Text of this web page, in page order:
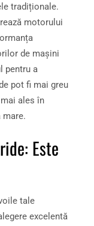
tradiționale.
motorului
de mașini
pentru a
pot fi mai greu
ales în
Este
tale
excelentă